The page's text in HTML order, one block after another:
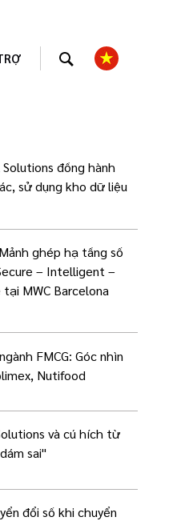
đồng hành
sử dụng kho dữ liệu
ghép hạ tầng số
– Intelligent –
MWC Barcelona
FMCG: Góc nhìn
Nutifood
và cú hích từ
sai"
đổi số khi chuyển